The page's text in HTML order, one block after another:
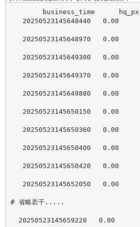
business_time
20250523145648440   0.00
20250523145648970   0.00
20250523145649300   0.00
20250523145649370   0.00
20250523145649880   0.00
20250523145650150   0.00
20250523145650360   0.00
20250523145650400   0.00
20250523145650420   0.00
20250523145652050   0.00
# 省略若干.....
20250523145659220   0.00